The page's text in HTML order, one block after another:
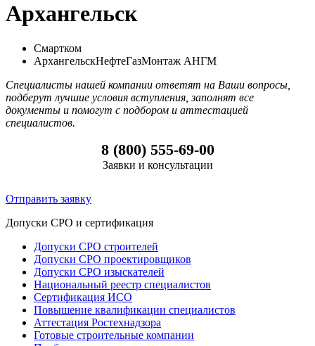
Архангельск
Смартком
АрхангельскНефтеГазМонтаж АНГМ
Специалисты нашей компании ответят на Ваши вопросы,
подберут лучшие условия вступления, заполнят все
документы и помогут с подбором и аттестацией
специалистов.
8 (800) 555-69-00
Заявки и консультации
Отправить заявку
Допуски СРО и сертификация
Допуски СРО строителей
Допуски СРО проектировщиков
Допуски СРО изыскателей
Национальный реестр специалистов
Сертификация ИСО
Повышение квалификации специалистов
Аттестация Ростехнадзора
Готовые строительные компании